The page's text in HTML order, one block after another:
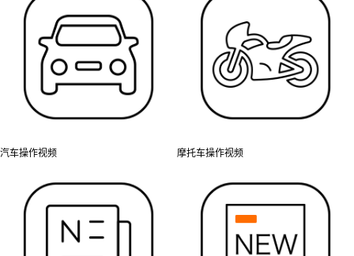
汽车操作视频 摩托车操作视频